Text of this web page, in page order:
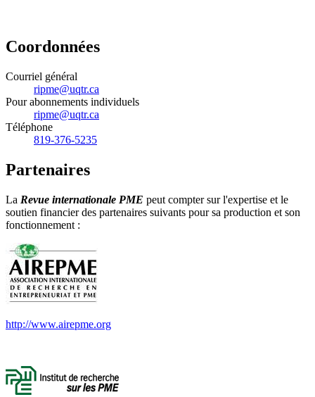
Coordonnées
Courriel général
ripme@uqtr.ca
Pour abonnements individuels
ripme@uqtr.ca
Téléphone
819-376-5235
Partenaires
La Revue internationale PME peut compter sur l'expertise et le
soutien financier des partenaires suivants pour sa production et son
fonctionnement :
http://www.airepme.org